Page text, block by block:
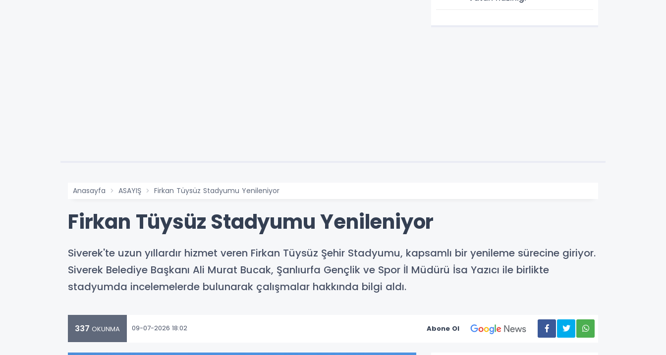
Anasayfa ASAYIŞ Firkan Tüysüz Stadyumu Yenileniyor
Firkan Tüysüz Stadyumu Yenileniyor
Siverek'te uzun yıllardır hizmet veren Firkan Tüysüz Şehir Stadyumu, kapsamlı bir yenileme sürecine giriyor.
Siverek Belediye Başkanı Ali Murat Bucak, Şanlıurfa Gençlik ve Spor İl Müdürü İsa Yazıcı ile birlikte
stadyumda incelemelerde bulunarak çalışmalar hakkında bilgi aldı.
337 OKUNMA 09-07-2026 18:02 Abone Ol